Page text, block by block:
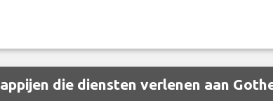
die diensten verlenen aan